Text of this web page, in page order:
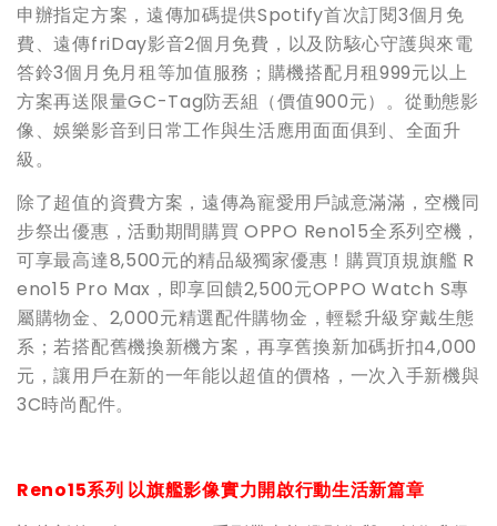
申辦指定方案，遠傳加碼提供Spotify首次訂閱3個月免
費、遠傳friDay影音2個月免費，以及防駭心守護與來電
答鈴3個月免月租等加值服務；購機搭配月租999元以上
方案再送限量GC-Tag防丟組（價值900元）。從動態影
像、娛樂影音到日常工作與生活應用面面俱到、全面升
級。
除了超值的資費方案，遠傳為寵愛用戶誠意滿滿，空機同
步祭出優惠，活動期間購買 OPPO Reno15全系列空機，
可享最高達8,500元的精品級獨家優惠！購買頂規旗艦 R
eno15 Pro Max，即享回饋2,500元OPPO Watch S專
屬購物金、2,000元精選配件購物金，輕鬆升級穿戴生態
系；若搭配舊機換新機方案，再享舊換新加碼折扣4,000
元，讓用戶在新的一年能以超值的價格，一次入手新機與
3C時尚配件。
Reno15系列 以旗艦影像實力開啟行動生活新篇章